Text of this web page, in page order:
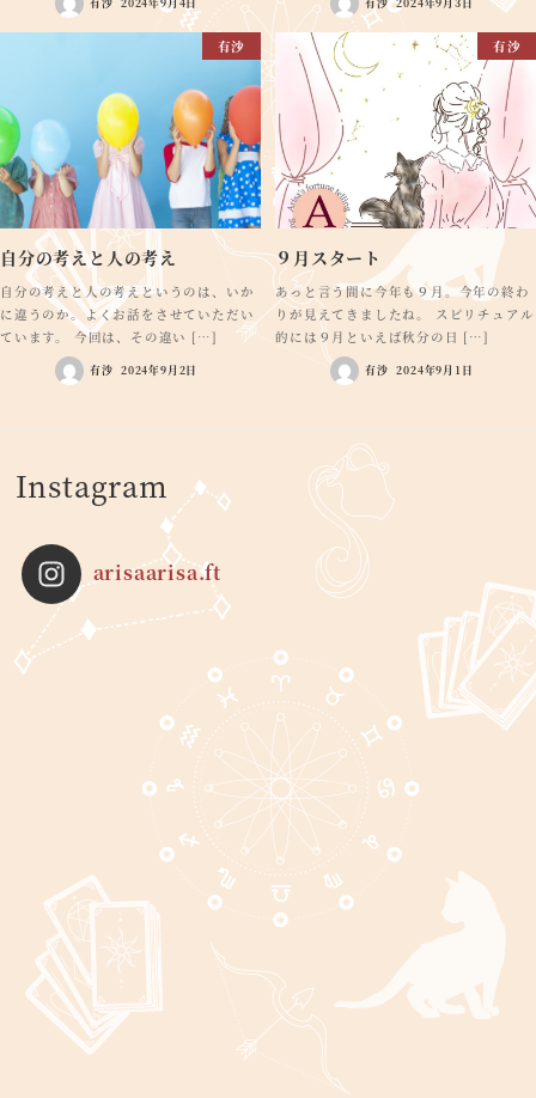
有沙
自分の考えと人の考え
自分の考えと人の考えというのは、いか
に違うのか。よくお話をさせていただい
ています。 今回は、その違い […]
有沙 2024年9月2日
有沙
９月スタート
あっと言う間に今年も９月。今年の終わ
りが見えてきましたね。 スピリチュアル
的には９月といえば秋分の日 […]
有沙 2024年9月1日
Instagram
arisaarisa.ft